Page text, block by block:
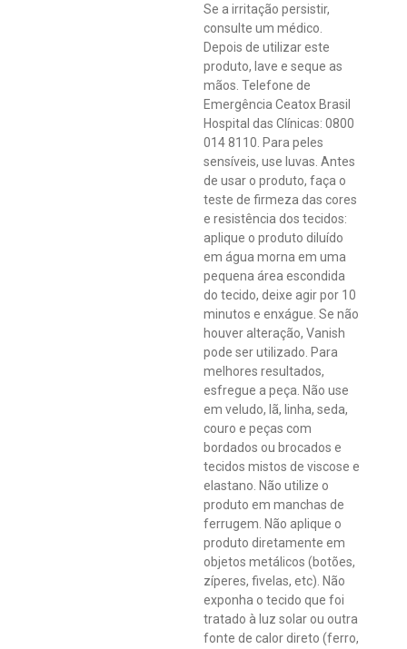
Se a irritação persistir,
consulte um médico.
Depois de utilizar este
produto, lave e seque as
mãos. Telefone de
Emergência Ceatox Brasil
Hospital das Clínicas: 0800
014 8110. Para peles
sensíveis, use luvas. Antes
de usar o produto, faça o
teste de firmeza das cores
e resistência dos tecidos:
aplique o produto diluído
em água morna em uma
pequena área escondida
do tecido, deixe agir por 10
minutos e enxágue. Se não
houver alteração, Vanish
pode ser utilizado. Para
melhores resultados,
esfregue a peça. Não use
em veludo, lã, linha, seda,
couro e peças com
bordados ou brocados e
tecidos mistos de viscose e
elastano. Não utilize o
produto em manchas de
ferrugem. Não aplique o
produto diretamente em
objetos metálicos (botões,
zíperes, fivelas, etc). Não
exponha o tecido que foi
tratado à luz solar ou outra
fonte de calor direto (ferro,